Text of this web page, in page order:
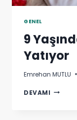
GENEL
9
Yatıyor
Emrehan MUTLU
DEVAMI 9